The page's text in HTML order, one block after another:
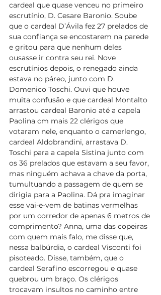
cardeal que quase venceu no primeiro
escrutínio, D. Cesare Baronio. Soube
que o cardeal D’Ávila fez 27 prelados de
sua confiança se encostarem na parede
e gritou para que nenhum deles
ousasse ir contra seu rei. Nove
escrutínios depois, o renegado ainda
estava no páreo, junto com D.
Domenico Toschi. Ouvi que houve
muita confusão e que cardeal Montalto
arrastou cardeal Baronio até a capela
Paolina cm mais 22 clérigos que
votaram nele, enquanto o camerlengo,
cardeal Aldobrandini, arrastava D.
Toschi para a capela Sistina junto com
os 36 prelados que estavam a seu favor,
mas ninguém achava a chave da porta,
tumultuando a passagem de quem se
dirigia para a Paolina. Dá pra imaginar
esse vai-e-vem de batinas vermelhas
por um corredor de apenas 6 metros de
comprimento? Anna, uma das copeiras
com quem mais falo, me disse que,
nessa balbúrdia, o cardeal Visconti foi
pisoteado. Disse, também, que o
cardeal Serafino escorregou e quase
quebrou um braço. Os clérigos
trocavam insultos no caminho entre